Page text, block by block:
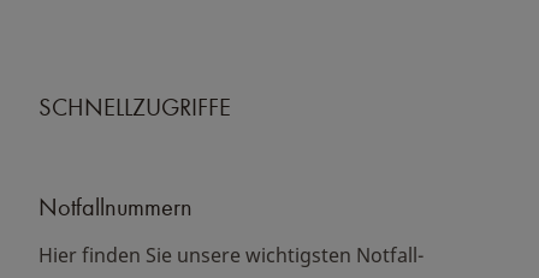
SCHNELLZUGRIFFE
Notfallnummern
Hier finden Sie unsere wichtigsten Notfall-